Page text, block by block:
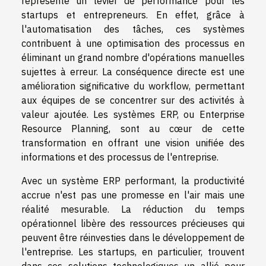
startups et entrepreneurs. En effet, grâce à
l'automatisation des tâches, ces systèmes
contribuent à une optimisation des processus en
éliminant un grand nombre d'opérations manuelles
sujettes à erreur. La conséquence directe est une
amélioration significative du workflow, permettant
aux équipes de se concentrer sur des activités à
valeur ajoutée. Les systèmes ERP, ou Enterprise
Resource Planning, sont au cœur de cette
transformation en offrant une vision unifiée des
informations et des processus de l'entreprise.
Avec un système ERP performant, la productivité
accrue n'est pas une promesse en l'air mais une
réalité mesurable. La réduction du temps
opérationnel libère des ressources précieuses qui
peuvent être réinvesties dans le développement de
l'entreprise. Les startups, en particulier, trouvent